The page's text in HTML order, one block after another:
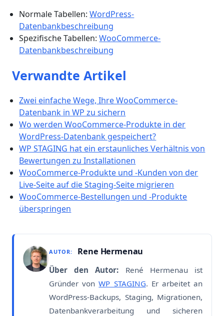
Normale Tabellen:WordPress-
Datenbankbeschreibung
Spezifische Tabellen:WooCommerce-
Datenbankbeschreibung
Verwandte Artikel
Zwei einfache Wege, Ihre WooCommerce-
Datenbank in WP zu sichern
Wo werden WooCommerce-Produkte in der
WordPress-Datenbank gespeichert?
WP STAGING hat ein erstaunliches Verhältnis von
Bewertungen zu Installationen
WooCommerce-Produkte und -Kunden von der
Live-Seite auf die Staging-Seite migrieren
WooCommerce-Bestellungen und -Produkte
überspringen
AUTOR: Rene Hermenau
Über den Autor: René Hermenau ist
Gründer vonWP STAGING. Er arbeitet an
WordPress-Backups, Staging, Migrationen,
Datenbankverarbeitung und sicheren